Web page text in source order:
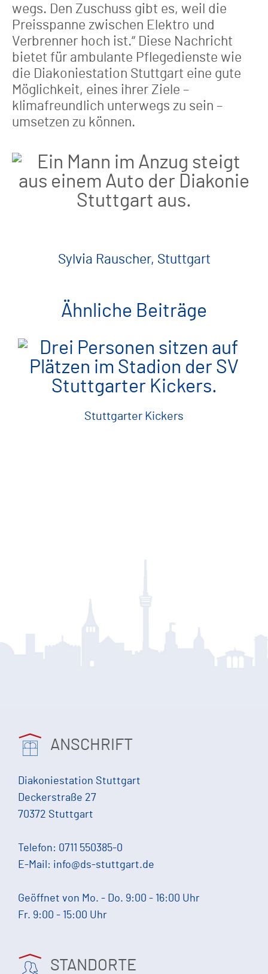
wegs. Den Zuschuss gibt es, weil die
Preisspanne zwi­schen Elektro und
Verbrenner hoch ist.“ Diese Nachricht
bietet für ambulante Pflegedienste wie
die Diakoniestation Stuttgart eine gute
Möglich­keit, eines ihrer Ziele –
klimafreundlich unterwegs zu sein –
umsetzen zu können.
Sylvia Rauscher, Stuttgart
Ähnliche Beiträge
Stuttgarter Kickers
ANSCHRIFT
Diakoniestation Stuttgart
Deckerstraße 27
70372 Stuttgart
Telefon: 0711 550385-0
E-Mail: info@ds-stuttgart.de
Geöffnet von Mo. - Do. 9:00 - 16:00 Uhr
Fr. 9:00 - 15:00 Uhr
STANDORTE